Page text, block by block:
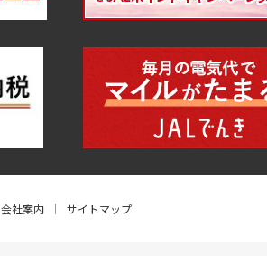
会社案内 サイトマップ